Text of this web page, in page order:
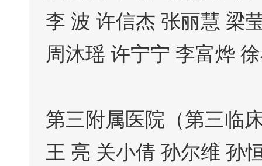
李 波 许信杰 张丽慧 梁
周沐瑶 许宁宁 李富烨
第三附属医院（第三临
王 亮 关小倩 孙尔维 孙